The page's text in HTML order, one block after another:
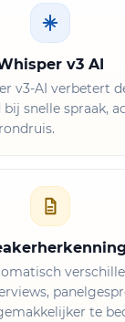
v3 AI
v3-AI verbetert
snelle spraak,
te